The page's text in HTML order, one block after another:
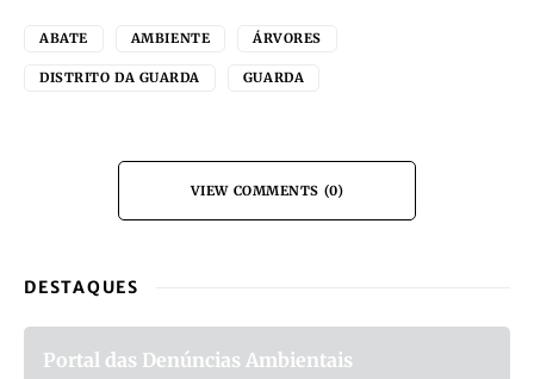
ABATE AMBIENTE ÁRVORES
DISTRITO DA GUARDA GUARDA
VIEW COMMENTS (0)
DESTAQUES
Portal das Denúncias Ambientais